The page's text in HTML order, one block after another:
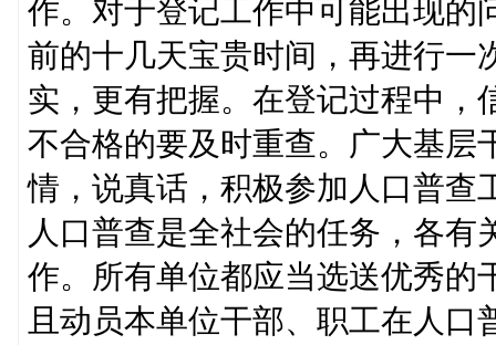
作。对于登记工作中可能出现的
前的十几天宝贵时间，再进行一
实，更有把握。在登记过程中，
不合格的要及时重查。广大基层
情，说真话，积极参加人口普查
人口普查是全社会的任务，各
作。所有单位都应当选送优秀的
且动员本单位干部、职工在人口